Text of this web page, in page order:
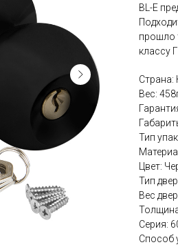
BL-E
прошло
классу
Страна:
Вес:
Тип
Цвет:
Тип
Вес
Серия:
Способ